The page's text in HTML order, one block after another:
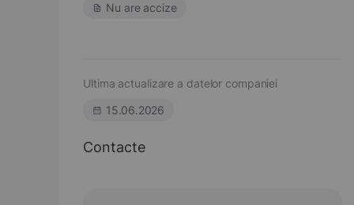
Nu are accize
Ultima actualizare a datelor companiei
15.06.2026
Contacte